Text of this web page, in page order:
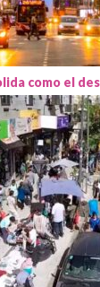
como el